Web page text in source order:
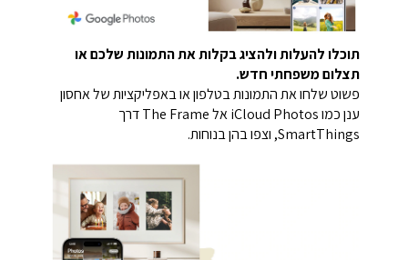
תוכלו להעלות ולהציג בקלות את התמונות שלכם או
תצלום משפחתי חדש.
פשוט שלחו את התמונות בטלפון או באפליקציות של אחסון
ענן כמו iCloud Photos אל The Frame דרך
SmartThings, וצפו בהן בנוחות.